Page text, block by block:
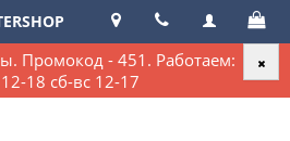
Промокод - 451. Работаем:
18 сб-вс 12-17